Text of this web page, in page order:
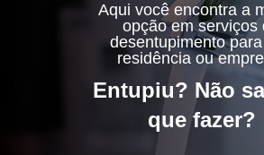
Aqui você encontra a
opção em serviços
desentupimento
residência ou
Entupiu? Não
que fazer?